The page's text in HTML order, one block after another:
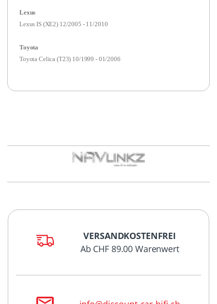
Lexus
Lexus IS (XE2) 12/2005 - 11/2010
Toyota
Toyota Celica (T23) 10/1999 - 01/2006
VERSANDKOSTENFREI
Ab CHF 89.00 Warenwert